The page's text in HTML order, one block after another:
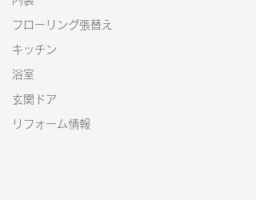
フローリング張替え
キッチン
浴室
玄関ドア
リフォーム情報